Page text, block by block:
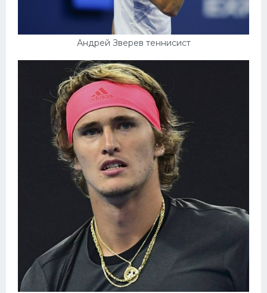
Андрей Зверев теннисист